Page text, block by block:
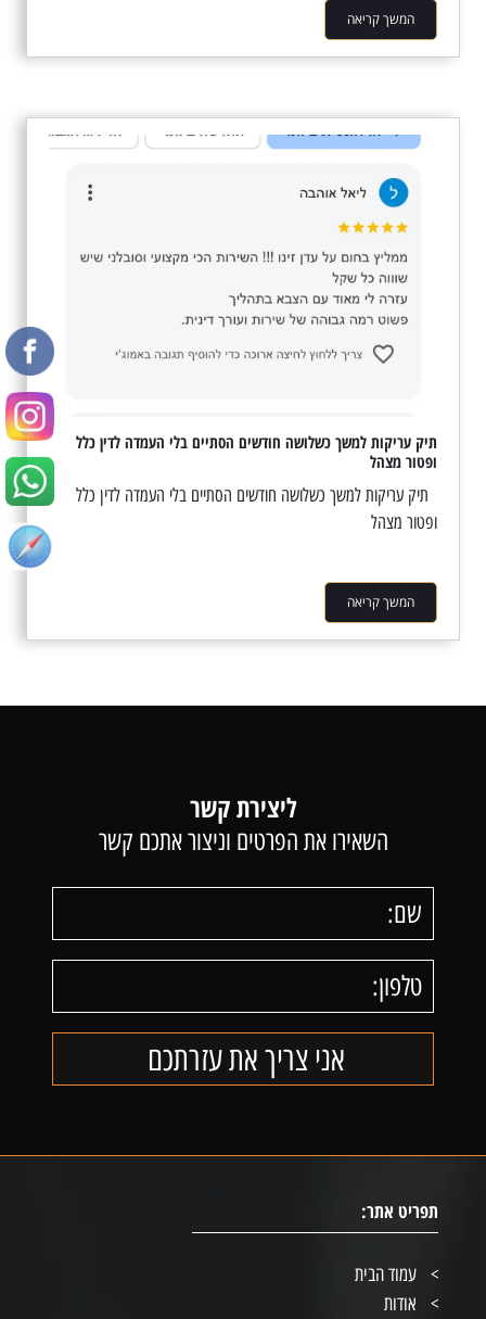
המשך קריאה
תיק עריקות למשך כשלושה חודשים הסתיים בלי העמדה לדין כלל
ופטור מצהל
תיק עריקות למשך כשלושה חודשים הסתיים בלי העמדה לדין כלל
ופטור מצהל
המשך קריאה
ליצירת קשר
השאירו את הפרטים וניצור אתכם קשר
תפריט אתר:
עמוד הבית
אודות